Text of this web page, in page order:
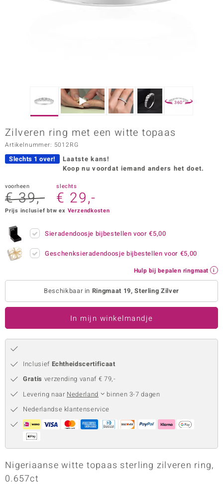
in Berlin
Vogue
Paraíso
360°
Zilveren ring met een witte topaas
Artikelnummer: 5012RG
Slechts 1 over!
Laatste kans!
Koop nu voordat iemand anders het doet.
voorheen
€ 39,-
slechts
€ 29,-
Prijs inclusief btw ex Verzendkosten
Sieradendoosje bijbestellen voor€5,00
Geschenksieradendoosje bijbestellen voor €5,00
Hulp bij bepalen ringmaat
Beschikbaar in Ringmaat 19, Sterling Zilver
In mijn winkelmandje
Inclusief Echtheidscertificaat
Gratis verzending vanaf € 79,-
Levering naar Nederland
binnen 3-7 dagen
Nederlandse klantenservice
Nigeriaanse witte topaas sterling zilveren ring,
0.657ct